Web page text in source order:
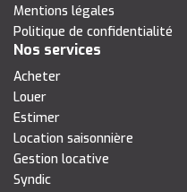
Mentions légales
Politique de confidentialité
Nos services
Acheter
Louer
Estimer
Location saisonnière
Gestion locative
Syndic